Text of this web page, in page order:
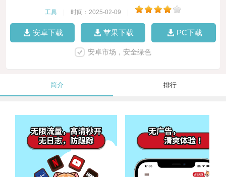
工具 时间：2025-02-09
安卓下载 苹果下载 PC下载
安卓市场，安全绿色
简介 排行